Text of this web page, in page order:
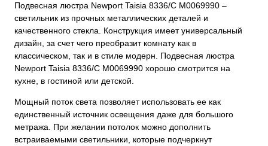
Подвесная люстра Newport Taisia 8336/C М0069990 –
светильник из прочных металлических деталей и
качественного стекла. Конструкция имеет универсальный
дизайн, за счет чего преобразит комнату как в
классическом, так и в стиле модерн. Подвесная люстра
Newport Taisia 8336/C М0069990 хорошо смотрится на
кухне, в гостиной или детской.
Мощный поток света позволяет использовать ее как
единственный источник освещения даже для большого
метража. При желании потолок можно дополнить
встраиваемыми светильники, которые подчеркнут